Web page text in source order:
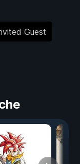
Guest